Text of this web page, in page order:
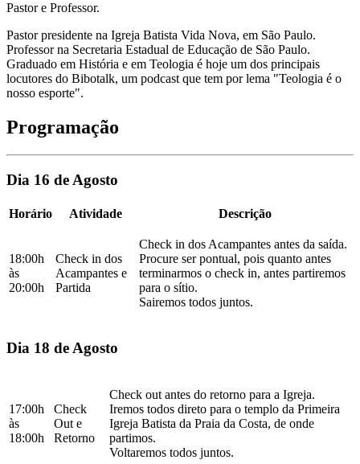
Pastor e Professor.
Pastor presidente na Igreja Batista Vida Nova, em São Paulo.
Professor na Secretaria Estadual de Educação de São Paulo.
Graduado em História e em Teologia é hoje um dos principais
locutores do Bibotalk, um podcast que tem por lema "Teologia é o
nosso esporte".
Programação
Dia 16 de Agosto
Horário Atividade Descrição
18:00h
às
20:00h
Check in dos
Acampantes e
Partida
Check in dos Acampantes antes da saída.
Procure ser pontual, pois quanto antes
terminarmos o check in, antes partiremos
para o sítio.
Sairemos todos juntos.
Dia 18 de Agosto
17:00h
às
18:00h
Check
Out e
Retorno
Check out antes do retorno para a Igreja.
Iremos todos direto para o templo da Primeira
Igreja Batista da Praia da Costa, de onde
partimos.
Voltaremos todos juntos.